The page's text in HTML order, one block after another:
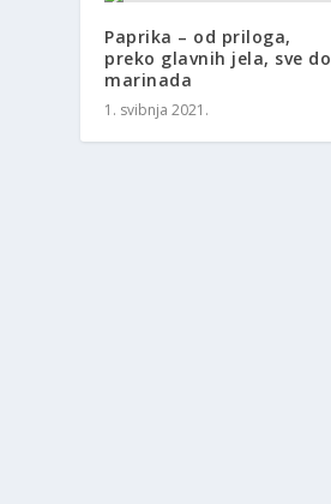
Paprika – od priloga,
preko glavnih jela, sve do
marinada
1. svibnja 2021.